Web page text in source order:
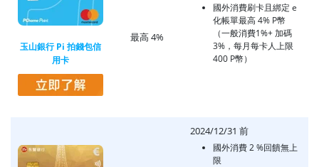
玉山銀行 Pi 拍錢包信
用卡
最高 4%
國外消費刷卡且綁定 e
化帳單最高 4% P幣
（一般消費1%+ 加碼
3%，每月每卡人上限
400 P幣）
2024/12/31 前
國外消費 2 %回饋無上
限